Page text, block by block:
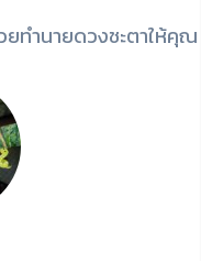
ทำนายดวงชะตาให้คุณ